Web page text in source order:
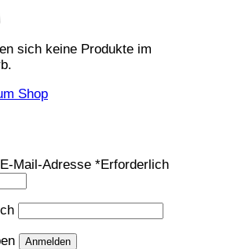
sich keine Produkte im
Shop
Mail-Adresse *Erforderlich
Anmelden